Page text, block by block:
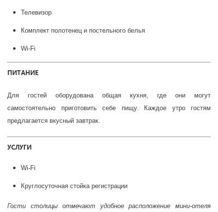
Телевизор
Комплект полотенец и постельного белья
Wi-Fi
ПИТАНИЕ
Для гостей оборудована общая кухня, где они могут
самостоятельно приготовить себе пищу. Каждое утро гостям
предлагается вкусный завтрак.
УСЛУГИ
Wi-Fi
Круглосуточная стойка регистрации
Гости столицы отмечают удобное расположение мини-отеля